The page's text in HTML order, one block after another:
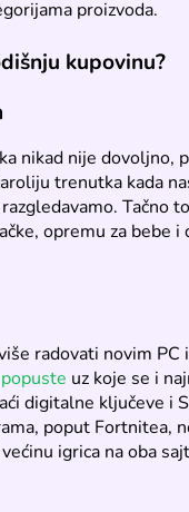
proizvoda.
kupovinu?
nikad nije dovoljno,
trenutka kada
Tačno
opremu za bebe i
radovati novim PC
uz koje se i
digitalne ključeve i
poput Fortnitea,
igrica na oba